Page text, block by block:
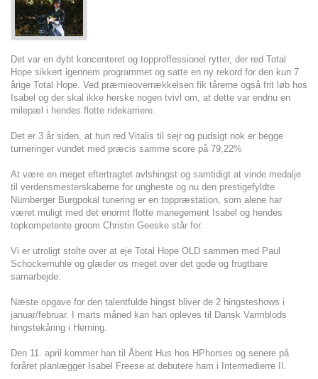
Det var en dybt koncenteret og topproffessionel rytter, der red Total
Hope sikkert igennem programmet og satte en ny rekord for den kun 7
årige Total Hope. Ved præmieoverrækkelsen fik tårerne også frit løb hos
Isabel og der skal ikke herske nogen tvivl om, at dette var endnu en
milepæl i hendes flotte ridekarriere.
Det er 3 år siden, at hun red Vitalis til sejr og pudsigt nok er begge
turneringer vundet med præcis samme score på 79,22%
At være en meget eftertragtet avlshingst og samtidigt at vinde medalje
til verdensmesterskaberne for ungheste og nu den prestigefyldte
Nürnberger Burgpokal tunering er en toppræstation, som alene har
været muligt med det enormt flotte manegement Isabel og hendes
topkompetente groom Christin Geeske står for.
Vi er utroligt stolte over at eje Total Hope OLD sammen med Paul
Schockemuhle og glæder os meget over det gode og frugtbare
samarbejde.
Næste opgave for den talentfulde hingst bliver de 2 hingsteshows i
januar/februar. I marts måned kan han opleves til Dansk Varmblods
hingstekåring i Herning.
Den 11. april kommer han til Åbent Hus hos HPhorses og senere på
foråret planlægger Isabel Freese at debutere ham i Intermedierre II.